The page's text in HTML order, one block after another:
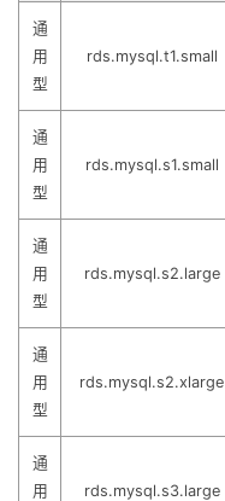
通
用
型
rds.mysql.t1.small
通
用
型
rds.mysql.s1.small
通
用
型
rds.mysql.s2.large
通
用
型
rds.mysql.s2.xlarge
通
用
rds.mysql.s3.large